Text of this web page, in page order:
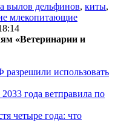
вылов дельфинов, киты,
млекопитающие
«Ветеринарии и
разрешили использовать
года ветправила по
четыре года: что